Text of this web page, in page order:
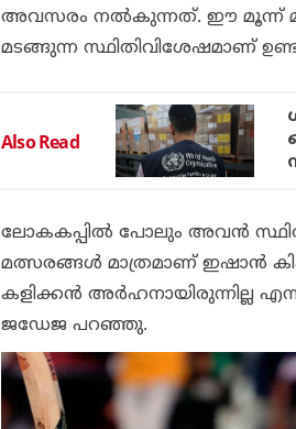
അവസരം നല്‍കുന്നത്. ഈ മൂന്ന്
മടങ്ങുന്ന സ്ഥിതിവിശേഷമാണ്
Also Read
ലോകകപ്പില്‍ പോലും അവന്‍
മത്സരങ്ങള്‍ മാത്രമാണ് ഇഷാന്‍
കളിക്കന്‍ അര്‍ഹനായിരുന്നില്ല
ജഡേജ പറഞ്ഞു.